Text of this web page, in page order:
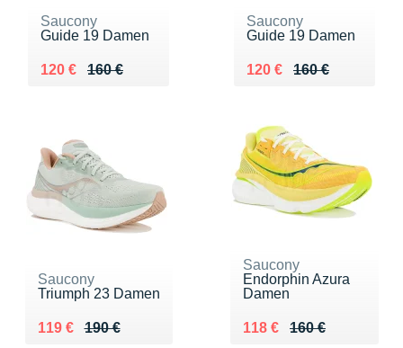
Saucony
Guide 19 Damen
160 €
Au lieu de 160 €
120 €
Vendu 120 €
Saucony
Guide 19 Damen
160 €
Au lieu de 160 €
120 €
Vendu 120 €
Saucony
Triumph 23 Damen
190 €
Au lieu de 190 €
119 €
Vendu 119 €
Saucony
Endorphin Azura
Damen
160 €
Au lieu de 160 €
118 €
Vendu 118 €